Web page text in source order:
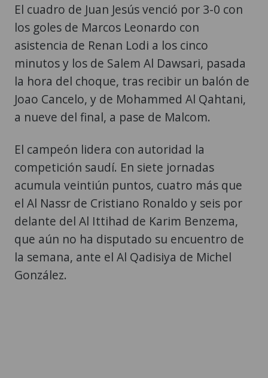
El cuadro de Juan Jesús venció por 3-0 con
los goles de Marcos Leonardo con
asistencia de Renan Lodi a los cinco
minutos y los de Salem Al Dawsari, pasada
la hora del choque, tras recibir un balón de
Joao Cancelo, y de Mohammed Al Qahtani,
a nueve del final, a pase de Malcom.
El campeón lidera con autoridad la
competición saudí. En siete jornadas
acumula veintiún puntos, cuatro más que
el Al Nassr de Cristiano Ronaldo y seis por
delante del Al Ittihad de Karim Benzema,
que aún no ha disputado su encuentro de
la semana, ante el Al Qadisiya de Michel
González.